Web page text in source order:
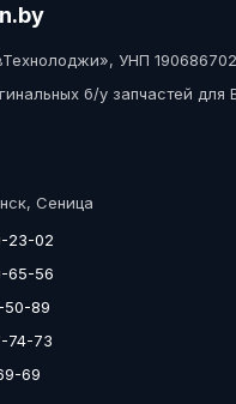
УНП 190686702
б/у запчастей для
Сеница
23-02
65-56
50-89
74-73
69